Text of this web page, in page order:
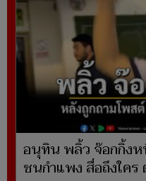
อนุทิน พลิ้ว จ๊อกกิ้ง
ชนกำแพง สื่อถึงใค